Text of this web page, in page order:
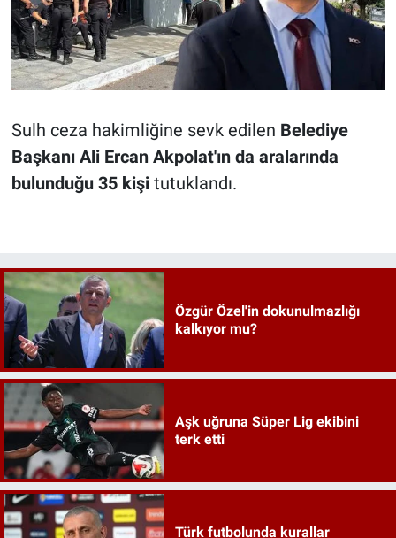
Sulh ceza hakimliğine sevk edilen Belediye
Başkanı Ali Ercan Akpolat'ın da aralarında
bulunduğu 35 kişitutuklandı.
Özgür Özel'in dokunulmazlığı
kalkıyor mu?
Aşk uğruna Süper Lig ekibini
terk etti
Türk futbolunda kurallar